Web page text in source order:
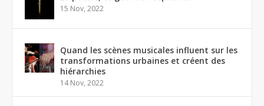
15 Nov, 2022
Quand les scènes musicales influent sur les
transformations urbaines et créent des
hiérarchies
14 Nov, 2022